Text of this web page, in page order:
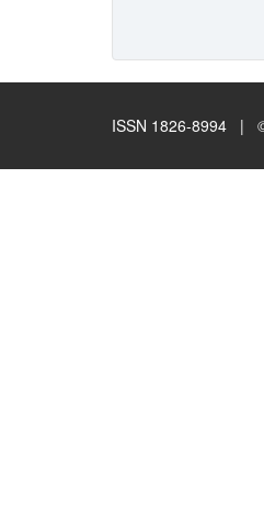
ISSN 1826-8994 | ©